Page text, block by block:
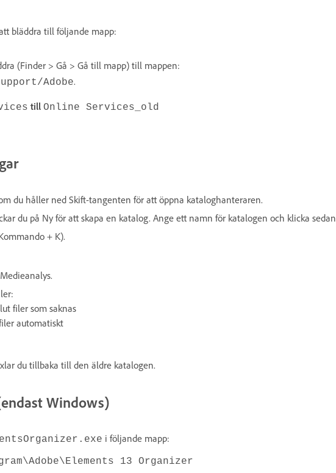
bläddra till följande mapp:
(Finder > Gå > Gå till mapp) till mappen:
Adobe.
till Online Services_old
du håller ned Skift-tangenten för att öppna kataloghanteraren.
du på Ny för att skapa en katalog. Ange ett namn för katalogen och klicka
+ K).
filer som saknas
automatiskt
du tillbaka till den äldre katalogen.
Windows)
i följande mapp:
13 Organizer